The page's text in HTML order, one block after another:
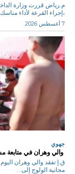
م.رياض قررت وزارة
،إجراء القرعة لأداء
7 أغسطس 2026
جهوي
والي وهران في متابعة
ق.إ تفقد والي وهران
مجانية الولوج إلى...